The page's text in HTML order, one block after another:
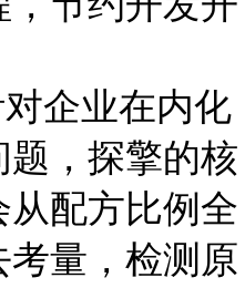
企业在内化
，探擎的核
配方比例全
量，检测原